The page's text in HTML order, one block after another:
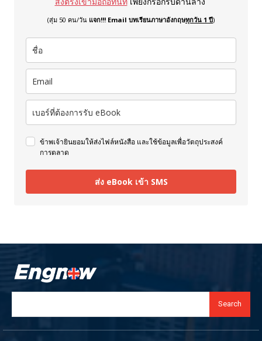
(สุ่ม 50 คน/วัน แจก!!! Email บทเรียนภาษาอังกฤษทุกวัน 1 ปี)
ข้าพเจ้ายินยอมให้ส่งไฟล์หนังสือ และใช้ข้อมูลเพื่อวัตถุประสงค์
การตลาด
ส่ง eBook เข้า SMS
Search